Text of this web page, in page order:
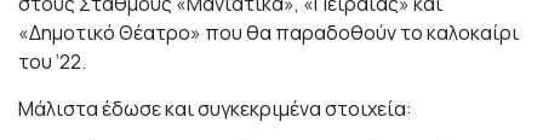
«Δημοτικό Θέατρο» που θα παραδοθούν το καλοκαίρι
του ‘22.
Μάλιστα έδωσε και συγκεκριμένα στοιχεία: